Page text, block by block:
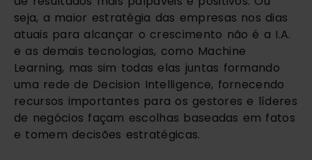
seja, a maior estratégia das empresas nos dias
atuais para alcançar o crescimento não é a I.A.
e as demais tecnologias, como Machine
Learning, mas sim todas elas juntas formando
uma rede de Decision Intelligence, fornecendo
recursos importantes para os gestores e líderes
de negócios façam escolhas baseadas em fatos
e tomem decisões estratégicas.